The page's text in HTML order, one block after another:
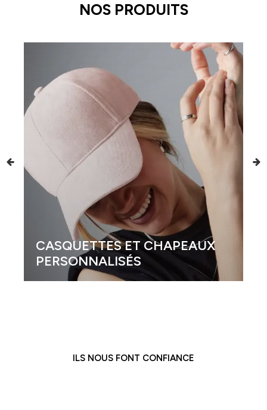
NOS PRODUITS
ET CHAPEAUX
GOBELETS
ILS NOUS FONT CONFIANCE